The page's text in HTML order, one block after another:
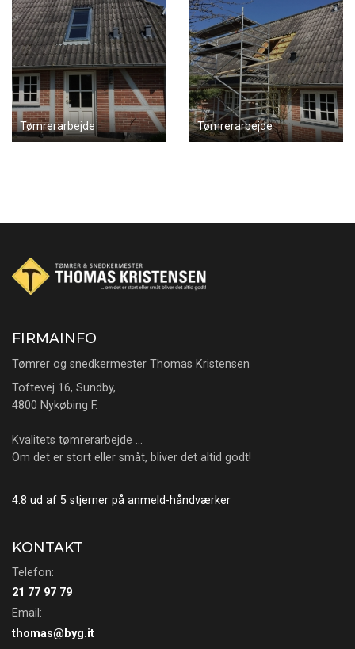
Tømrerarbejde Tømrerarbejde
FIRMAINFO
Tømrer og snedkermester Thomas Kristensen
Toftevej 16, Sundby,
4800 Nykøbing F.
Kvalitets tømrerarbejde …
Om det er stort eller småt, bliver det altid godt!
4.8 ud af 5 stjerner på anmeld-håndværker
KONTAKT
Telefon:
21 77 97 79
Email:
thomas@byg.it